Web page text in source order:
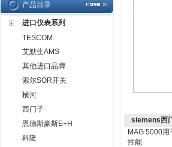
产品目录
进口仪表系列
TESCOM
艾默生AMS
其他进口品牌
索尔SOR开关
横河
西门子
恩德斯豪斯E+H
科隆
siemens西
MAG 5000
性能